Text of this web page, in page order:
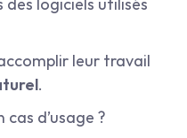
.
d’usage ?